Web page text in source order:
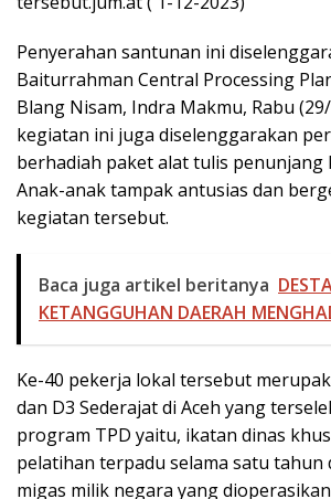
Penyerahan santunan ini
Baiturrahman Central Processing
Blang Nisam, Indra Makmu, Rabu
kegiatan ini juga diselenggarakan
berhadiah paket alat tulis penunjang
Anak-anak tampak antusias dan
kegiatan tersebut.
Baca juga artikel beritanya
KETANGGUHAN DAERAH
Ke-40 pekerja lokal tersebut
dan D3 Sederajat di Aceh yang
program TPD yaitu, ikatan dinas
pelatihan terpadu selama satu tahun
migas milik negara yang dioperasikan